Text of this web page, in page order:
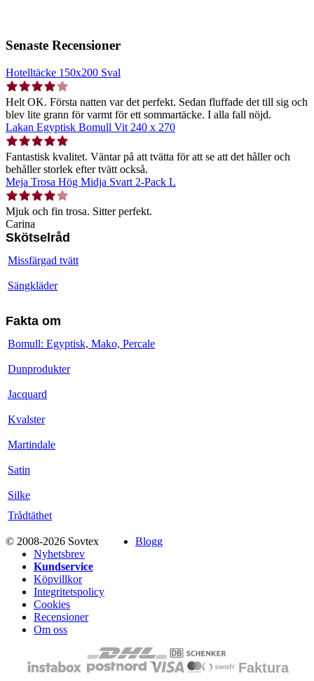
Senaste Recensioner
Hotelltäcke 150x200 Sval
Helt OK. Första natten var det perfekt. Sedan fluffade det till sig och
blev lite grann för varmt för ett sommartäcke. I alla fall nöjd.
Lakan Egyptisk Bomull Vit 240 x 270
Fantastisk kvalitet. Väntar på att tvätta för att se att det håller och
behåller storlek efter tvätt också.
Meja Trosa Hög Midja Svart 2-Pack L
Mjuk och fin trosa. Sitter perfekt.
Carina
Skötselråd
Missfärgad tvätt
Sängkläder
Fakta om
Bomull: Egyptisk, Mako, Percale
Dunprodukter
Jacquard
Kvalster
Martindale
Satin
Silke
Trådtäthet
© 2008-2026 Sovtex
Blogg
Nyhetsbrev
Kundservice
Köpvillkor
Integritetspolicy
Cookies
Recensioner
Om oss